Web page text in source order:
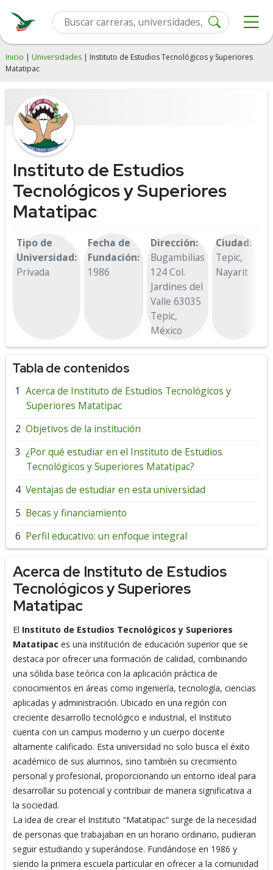
Inicio | Universidades | Instituto de Estudios Tecnológicos y Superiores
Matatipac
Instituto de Estudios
Tecnológicos y Superiores
Matatipac
Tipo de
Universidad:
Privada
Fecha de
Fundación:
1986
Dirección:
Bugambilias
124 Col.
Jardines del
Valle 63035
Tepic,
México
Ciudad:
Tepic,
Nayarit
Tabla de contenidos
Acerca de Instituto de Estudios Tecnológicos y
Superiores Matatipac
Objetivos de la institución
¿Por qué estudiar en el Instituto de Estudios
Tecnológicos y Superiores Matatipac?
Ventajas de estudiar en esta universidad
Becas y financiamiento
Perfil educativo: un enfoque integral
Acerca de Instituto de Estudios
Tecnológicos y Superiores
Matatipac
El Instituto de Estudios Tecnológicos y Superiores
Matatipac es una institución de educación superior que se
destaca por ofrecer una formación de calidad, combinando
una sólida base teórica con la aplicación práctica de
conocimientos en áreas como ingeniería, tecnología, ciencias
aplicadas y administración. Ubicado en una región con
creciente desarrollo tecnológico e industrial, el Instituto
cuenta con un campus moderno y un cuerpo docente
altamente calificado. Esta universidad no solo busca el éxito
académico de sus alumnos, sino también su crecimiento
personal y profesional, proporcionando un entorno ideal para
desarrollar su potencial y contribuir de manera significativa a
la sociedad.
La idea de crear el Instituto “Matatipac” surge de la necesidad
de personas que trabajaban en un horario ordinario, pudieran
seguir estudiando y superándose. Fundándose en 1986 y
siendo la primera escuela particular en ofrecer a la comunidad